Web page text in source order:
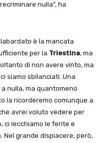
nulla”, ha
è la mancata
per la Triestina, ma
di non avere vinto, ma
siamo sbilanciati. Una
nulla, ma quantomeno
la ricorderemo comunque a
avrei voluto vedere per
ci lecchiamo le ferite e
Nel grande dispiacere, però,